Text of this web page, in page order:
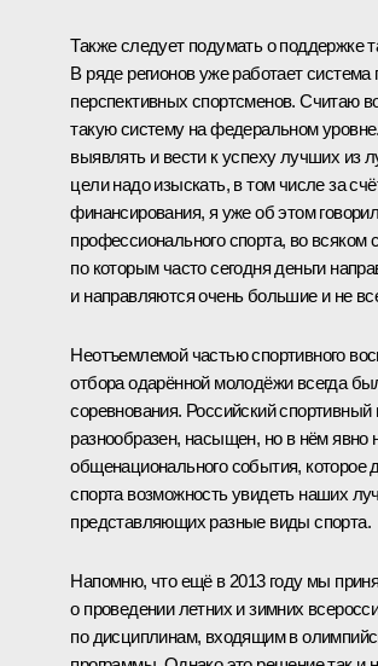
Также следует подумать о поддержке
В ряде регионов уже работает система
перспективных спортсменов. Считаю
такую систему на федеральном
выявлять и вести к успеху лучших из
цели надо изыскать, в том числе за
финансирования, я уже об этом
профессионального спорта, во всяком
по которым часто сегодня деньги
и направляются очень большие и не
Неотъемлемой частью спортивного
отбора одарённой молодёжи всегда
соревнования. Российский спортивный
разнообразен, насыщен, но в нём явно
общенационального события, которое
спорта возможность увидеть наших
представляющих разные виды спорта.
Напомню, что ещё в 2013 году мы
о проведении летних и зимних
по дисциплинам, входящим в